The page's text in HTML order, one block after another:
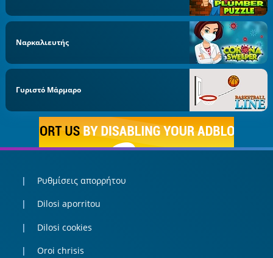
Ναρκαλιευτής
Γυριστό Μάρμαρο
Ρυθμίσεις απορρήτου
Dilosi aporritou
Dilosi cookies
Oroi chrisis